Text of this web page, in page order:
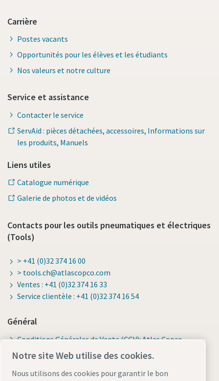
Carrière
Postes vacants
Opportunités pour les élèves et les étudiants
Nos valeurs et notre culture
Service et assistance
Contacter le service
ServAid : pièces détachées, accessoires, Informations sur
les produits, Manuels
Liens utiles
Catalogue numérique
Galerie de photos et de vidéos
Contacts pour les outils pneumatiques et électriques
(Tools)
> +41 (0)32 374 16 00
> tools.ch@atlascopco.com
Ventes : +41 (0)32 374 16 33
Service clientèle : +41 (0)32 374 16 54
Général
Conditions Générales de Vente (CGV): Atlas Copco
(Schweiz) AG
Notre site Web utilise des cookies.
Nous utilisons des cookies pour garantir le bon